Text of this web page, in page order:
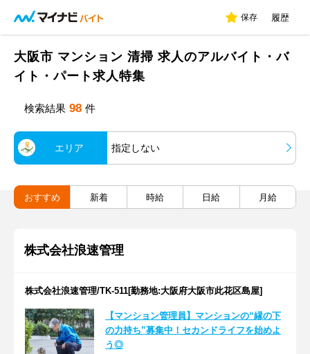
保存 履歴
大阪市 マンション 清掃 求人のアルバイト・バ
イト・パート求人特集
検索結果 98 件
エリア 指定しない
おすすめ 新着 時給 日給 月給
株式会社浪速管理
株式会社浪速管理/TK-511[勤務地:大阪府大阪市此花区島屋]
【マンション管理員】マンションの“縁の下
の力持ち”募集中！セカンドライフを始めよ
う◎